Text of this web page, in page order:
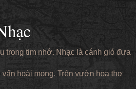
trong tim nhớ. Nhạc là cánh gió đưa
hoài mong. Trên vườn hoa thơ